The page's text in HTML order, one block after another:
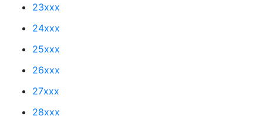
23xxx
24xxx
25xxx
26xxx
27xxx
28xxx